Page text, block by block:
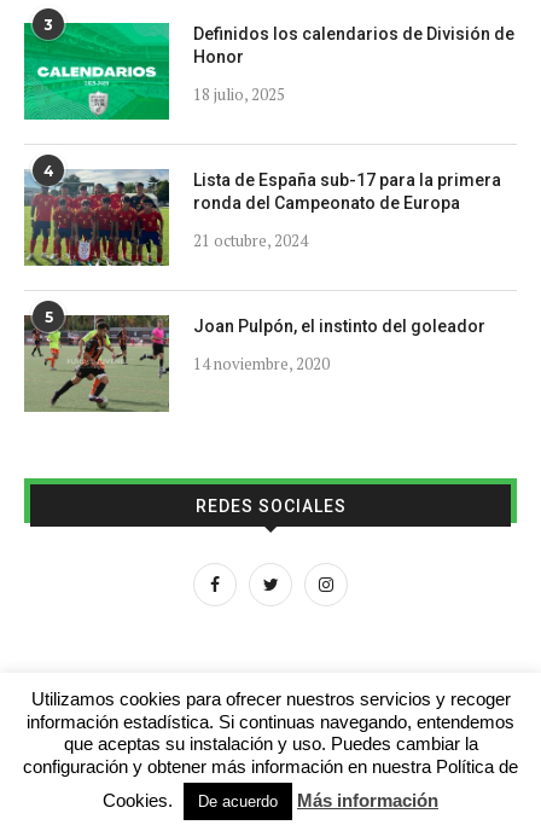
3
Definidos los calendarios de División de
Honor
18 julio, 2025
4
Lista de España sub-17 para la primera
ronda del Campeonato de Europa
21 octubre, 2024
5 Joan Pulpón, el instinto del goleador
14 noviembre, 2020
REDES SOCIALES
Aviso legal Contacto Colabora con nosotros
© 2016 - futboljuvenil.es
Utilizamos cookies para ofrecer nuestros servicios y recoger
información estadística. Si continuas navegando, entendemos
que aceptas su instalación y uso. Puedes cambiar la
configuración y obtener más información en nuestra Política de
Cookies.
De acuerdo Más información